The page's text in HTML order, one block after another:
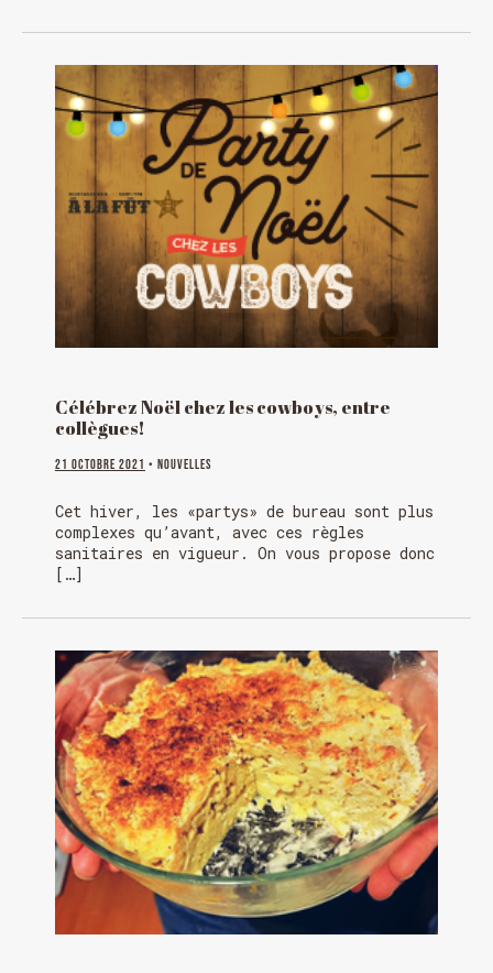
Célébrez Noël chez les cowboys, entre
collègues!
21 octobre 2021 • Nouvelles
Cet hiver, les «partys» de bureau sont plus
complexes qu’avant, avec ces règles
sanitaires en vigueur. On vous propose donc
[…]